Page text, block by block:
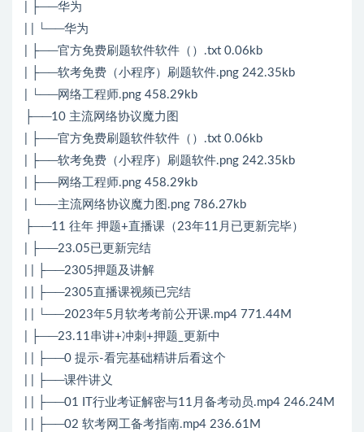
| ├──华为
| | └──华为
| ├──官方免费刷题软件软件（）.txt 0.06kb
| ├──软考免费（小程序）刷题软件.png 242.35kb
| └──网络工程师.png 458.29kb
├──10 主流网络协议魔力图
| ├──官方免费刷题软件软件（）.txt 0.06kb
| ├──软考免费（小程序）刷题软件.png 242.35kb
| ├──网络工程师.png 458.29kb
| └──主流网络协议魔力图.png 786.27kb
├──11 往年 押题+直播课（23年11月已更新完毕）
| ├──23.05已更新完结
| | ├──2305押题及讲解
| | ├──2305直播课视频已完结
| | └──2023年5月软考考前公开课.mp4 771.44M
| ├──23.11串讲+冲刺+押题_更新中
| | ├──0 提示-看完基础精讲后看这个
| | ├──课件讲义
| | ├──01 IT行业考证解密与11月备考动员.mp4 246.24M
| | ├──02 软考网工备考指南.mp4 236.61M